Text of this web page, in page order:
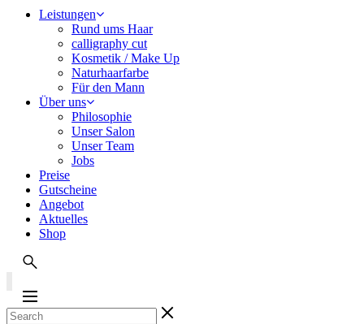
Leistungen
Rund ums Haar
calligraphy cut
Kosmetik / Make Up
Naturhaarfarbe
Für den Mann
Über uns
Philosophie
Unser Salon
Unser Team
Jobs
Preise
Gutscheine
Angebot
Aktuelles
Shop